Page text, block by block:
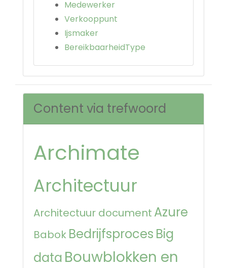
Medewerker
Verkooppunt
Ijsmaker
BereikbaarheidType
Content via trefwoord
Archimate
Architectuur
Architectuur document Azure
Babok Bedrijfsproces Big
data Bouwblokken en